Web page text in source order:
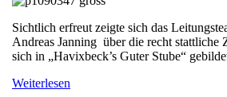
Sichtlich erfreut zeigte sich das
Andreas Janning über die recht stattliche
sich in „Havixbeck’s Guter Stube“
Weiterlesen